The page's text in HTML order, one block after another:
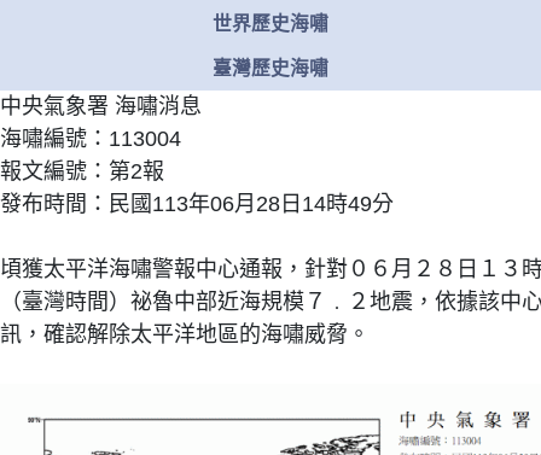
世界歷史海嘯
臺灣歷史海嘯
中央氣象署 海嘯消息
海嘯編號：113004
報文編號：第2報
發布時間：民國113年06月28日14時49分
頃獲太平洋海嘯警報中心通報，針對０６月２８日１３
（臺灣時間）祕魯中部近海規模７﹒２地震，依據該中
訊，確認解除太平洋地區的海嘯威脅。